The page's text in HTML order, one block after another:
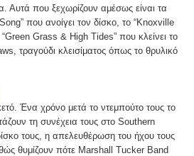
Αυτά που ξεχωρίζουν αμέσως είναι τα
που ανοίγει τον δίσκο, το “Knoxville
Grass & High Tides” που κλείνει το
τραγούδι κλεισίματος όπως το θρυλικό
Ένα χρόνο μετά το ντεμπούτο τους το
τη συνέχεια τους στο Southern
τους, η απελευθέρωση του ήχου τους
θυμίζουν πότε Marshall Tucker Band